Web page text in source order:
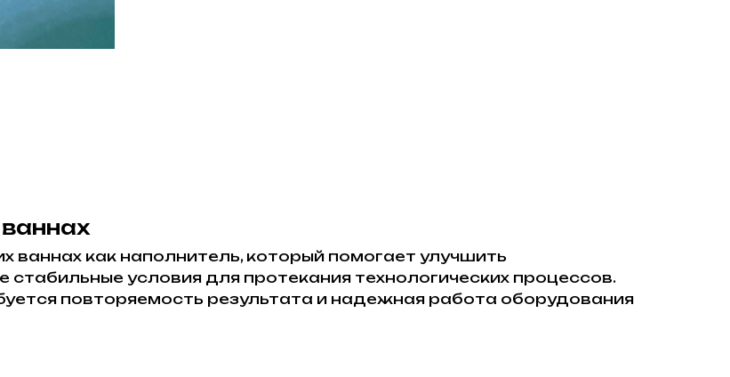
ваннах как наполнитель, который помогает улучшить
условия для протекания технологических процессов.
повторяемость результата и надежная работа оборудования